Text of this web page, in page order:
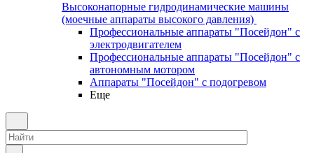
Высоконапорные гидродинамические машины
(моечные аппараты высокого давления)
Профессиональные аппараты "Посейдон" с
электродвигателем
Профессиональные аппараты "Посейдон" с
автономным мотором
Аппараты "Посейдон" с подогревом
Еще